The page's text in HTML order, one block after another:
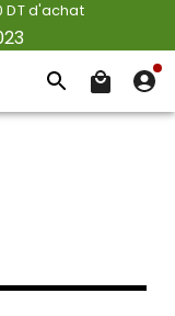
DT d'achat